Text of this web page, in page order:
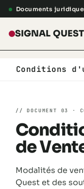
Documents
SIGNAL QUEST
Carte
Soutenir
API
Conditions
// DOCUMENT 03 ·
de
Modalités de
Quest et des